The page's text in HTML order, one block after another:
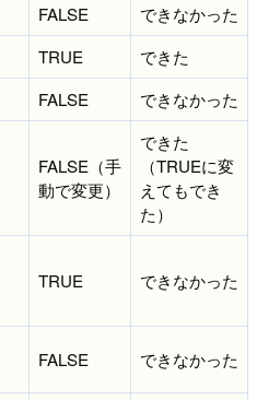
FALSE
できなかった
TRUE
できた
FALSE できなかった
FALSE（手
動で変更）
できた
（TRUEに変
えてもでき
た）
TRUE できなかった
FALSE できなかった